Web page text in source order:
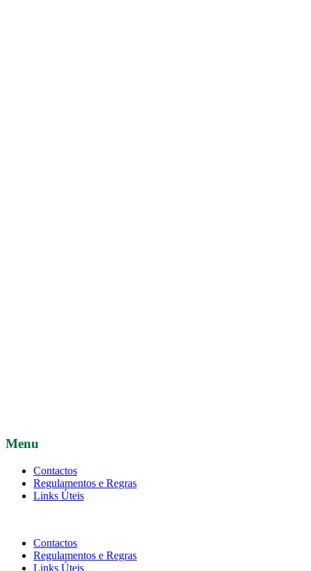
Menu
Contactos
Regulamentos e Regras
Links Úteis
Contactos
Regulamentos e Regras
Links Úteis